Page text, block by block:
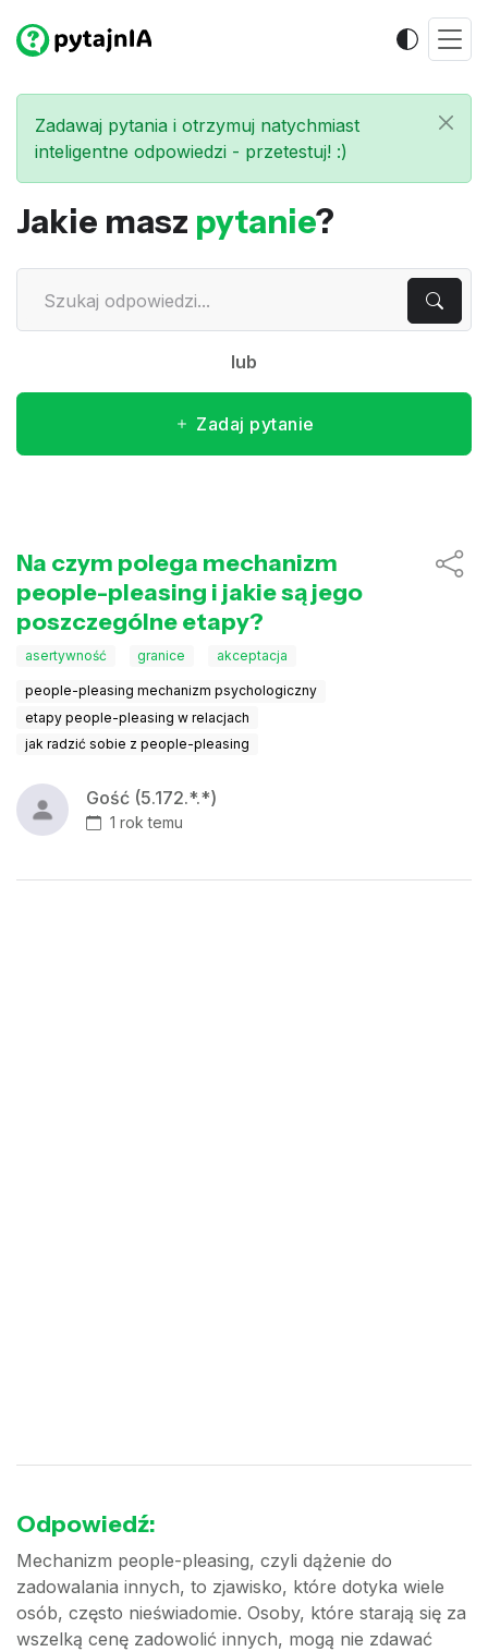
Zadawaj pytania i otrzymuj natychmiast
inteligentne odpowiedzi - przetestuj! :)
Jakie masz pytanie?
lub
Zadaj pytanie
Na czym polega mechanizm
people-pleasing i jakie są jego
poszczególne etapy?
asertywność granice akceptacja
people-pleasing mechanizm psychologiczny
etapy people-pleasing w relacjach
jak radzić sobie z people-pleasing
Gość (5.172.*.*)
1 rok temu
Odpowiedź:
Mechanizm people-pleasing, czyli dążenie do
zadowalania innych, to zjawisko, które dotyka wiele
osób, często nieświadomie. Osoby, które starają się za
wszelką cenę zadowolić innych, mogą nie zdawać